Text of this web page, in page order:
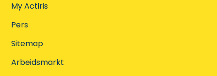
My Actiris
Pers
Sitemap
Arbeidsmarkt